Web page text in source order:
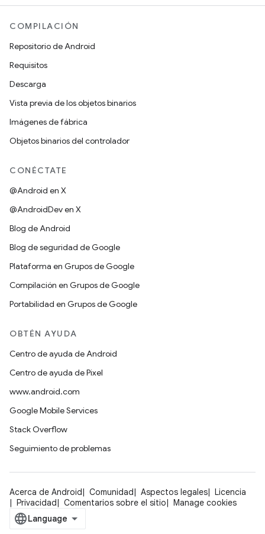
COMPILACIÓN
Repositorio de Android
Requisitos
Descarga
Vista previa de los objetos binarios
Imágenes de fábrica
Objetos binarios del controlador
CONÉCTATE
@Android en X
@AndroidDev en X
Blog de Android
Blog de seguridad de Google
Plataforma en Grupos de Google
Compilación en Grupos de Google
Portabilidad en Grupos de Google
OBTÉN AYUDA
Centro de ayuda de Android
Centro de ayuda de Pixel
www.android.com
Google Mobile Services
Stack Overflow
Seguimiento de problemas
Acerca de Android Comunidad Aspectos legales
Licencia
Privacidad
Comentarios sobre el sitio Manage cookies